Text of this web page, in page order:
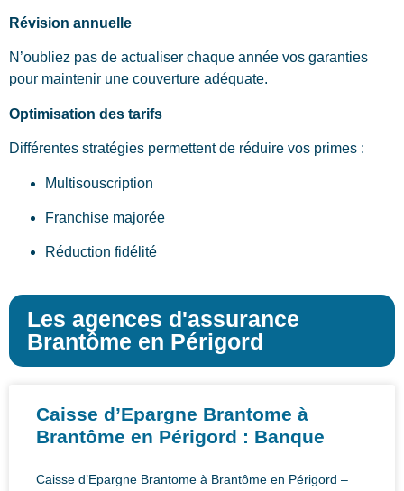
Révision annuelle
N’oubliez pas de actualiser chaque année vos garanties
pour maintenir une couverture adéquate.
Optimisation des tarifs
Différentes stratégies permettent de réduire vos primes :
Multisouscription
Franchise majorée
Réduction fidélité
Les agences d'assurance
Brantôme en Périgord
Caisse d’Epargne Brantome à
Brantôme en Périgord : Banque
Caisse d’Epargne Brantome à Brantôme en Périgord –